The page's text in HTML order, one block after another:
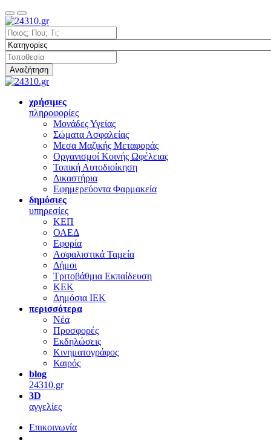
Αναζήτηση
χρήσιμες
πληροφορίες
Μονάδες Υγείας
Σώματα Ασφαλείας
Μεσα Μαζικής Μεταφοράς
Οργανισμοί Κοινής Ωφέλειας
Τοπική Αυτοδιοίκηση
Δικαστήρια
Εφημερεύοντα Φαρμακεία
δημόσιες
υπηρεσίες
ΚΕΠ
ΟΑΕΔ
Εφορία
Ασφαλιστικά Ταμεία
Δήμοι
Τριτοβάθμια Εκπαίδευση
ΚΕΚ
Δημόσια ΙΕΚ
περισσότερα
Νέα
Προσφορές
Εκδηλώσεις
Κινηματογράφος
Καιρός
blog
24310.gr
3D
αγγελίες
Επικοινωνία